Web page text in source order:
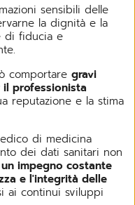
sensibili delle
la dignità e la
di fiducia e
comportare gravi
professionista
reputazione e la stima
di medicina
dei dati sanitari non
un impegno costante
e l'integrità delle
ai continui sviluppi